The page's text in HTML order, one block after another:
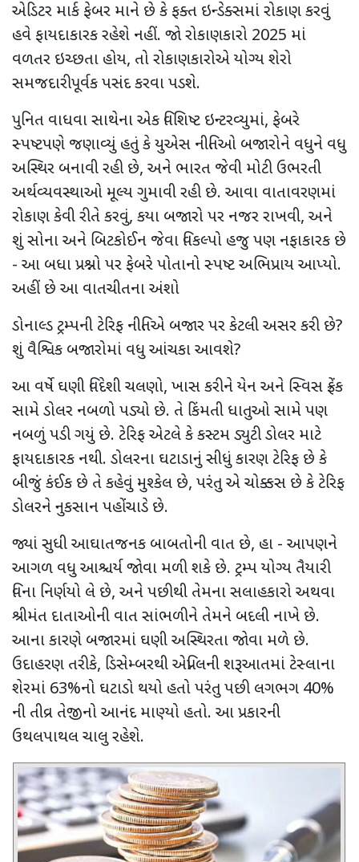
એડિટર માર્ક ફેબર માને છે કે ફક્ત ઇન્ડેક્સમાં રોકાણ કરવું
હવે ફાયદાકારક રહેશે નહીં. જો રોકાણકારો 2025 માં
વળતર ઇચ્છતા હોય, તો રોકાણકારોએ યોગ્ય શેરો
સમજદારીપૂર્વક પસંદ કરવા પડશે.
પુનિત વાધવા સાથેના એક વિશિષ્ટ ઇન્ટરવ્યુમાં, ફેબરે
સ્પષ્ટપણે જણાવ્યું હતું કે યુએસ નીતિઓ બજારોને વધુને વધુ
અસ્થિર બનાવી રહી છે, અને ભારત જેવી મોટી ઉભરતી
અર્થવ્યવસ્થાઓ મૂલ્ય ગુમાવી રહી છે. આવા વાતાવરણમાં
રોકાણ કેવી રીતે કરવું, કયા બજારો પર નજર રાખવી, અને
શું સોના અને બિટકોઈન જેવા વિકલ્પો હજુ પણ નફાકારક છે
- આ બધા પ્રશ્નો પર ફેબરે પોતાનો સ્પષ્ટ અભિપ્રાય આપ્યો.
અહીં છે આ વાતચીતના અંશો
ડોનાલ્ડ ટ્રમ્પની ટેરિફ નીતિએ બજાર પર કેટલી અસર કરી છે?
શું વૈશ્વિક બજારોમાં વધુ આંચકા આવશે?
આ વર્ષે ઘણી વિદેશી ચલણો, ખાસ કરીને યેન અને સ્વિસ ફ્રેંક
સામે ડોલર નબળો પડ્યો છે. તે કિંમતી ધાતુઓ સામે પણ
નબળું પડી ગયું છે. ટેરિફ એટલે કે કસ્ટમ ડ્યુટી ડોલર માટે
ફાયદાકારક નથી. ડોલરના ઘટાડાનું સીધું કારણ ટેરિફ છે કે
બીજું કંઈક છે તે કહેવું મુશ્કેલ છે, પરંતુ એ ચોક્કસ છે કે ટેરિફ
ડોલરને નુકસાન પહોંચાડે છે.
જ્યાં સુધી આઘાતજનક બાબતોની વાત છે, હા - આપણને
આગળ વધુ આશ્ચર્ય જોવા મળી શકે છે. ટ્રમ્પ યોગ્ય તૈયારી
વિના નિર્ણયો લે છે, અને પછીથી તેમના સલાહકારો અથવા
શ્રીમંત દાતાઓની વાત સાંભળીને તેમને બદલી નાખે છે.
આના કારણે બજારમાં ઘણી અસ્થિરતા જોવા મળે છે.
ઉદાહરણ તરીકે, ડિસેમ્બરથી એપ્રિલની શરૂઆતમાં ટેસ્લાના
શેરમાં 63%નો ઘટાડો થયો હતો પરંતુ પછી લગભગ 40%
ની તીવ્ર તેજીનો આનંદ માણ્યો હતો. આ પ્રકારની
ઉથલપાથલ ચાલુ રહેશે.